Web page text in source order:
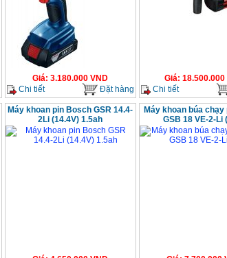
Giá: 3.180.000 VND
Chi tiết
Đặt hàng
Giá: 18.500.000
Chi tiết
Máy khoan pin Bosch GSR 14.4-
2Li (14.4V) 1.5ah
Máy khoan búa
GSB 18 VE-2-Li